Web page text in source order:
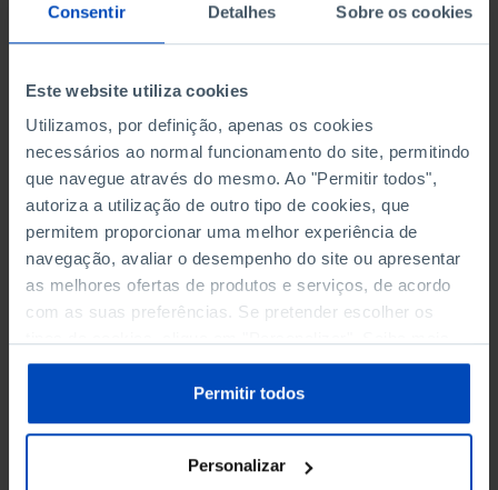
Consentir Detalhes Sobre os cookies
Este website utiliza cookies
Utilizamos, por definição, apenas os cookies
necessários ao normal funcionamento do site, permitindo
que navegue através do mesmo. Ao "Permitir todos",
autoriza a utilização de outro tipo de cookies, que
permitem proporcionar uma melhor experiência de
navegação, avaliar o desempenho do site ou apresentar
as melhores ofertas de produtos e serviços, de acordo
com as suas preferências. Se pretender escolher os
sobre cookies através da gestão de preferências ou da
Política de Cookies.
Permitir todos
Personalizar
pistas para reflexão
forma breve as três principais fontes da
corrupção em Portugal: o imobilismo
institucional, o tribalismo político e o défice de
colaboração no seio da sociedade civil.
Imobilismo Institucional
Amplamente fundamentado no meu livro sobre a
claramente ilustrado pela avaliação do GRECO, o
legislador nacional (líderes partidários) recusa-se,
pura e simplesmente, a prevenir e combater de
de inovação institucional para combater a causa